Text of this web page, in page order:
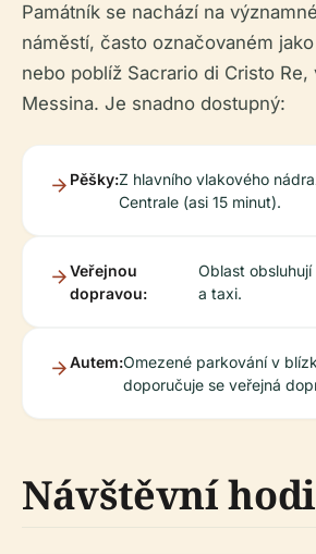
Památník se nachází na
náměstí, často označovaném
nebo poblíž Sacrario di Cristo
Messina. Je snadno dostupný:
Pěšky:Z hlavního vlakového
Centrale (asi 15 minut).
Veřejnou
dopravou:
Oblast
a taxi.
Autem:Omezené parkování v
doporučuje se veřejná
Návštěvní